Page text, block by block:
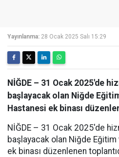
Yayınlanma: 28 Ocak 2025 Salı 15:29
NİĞDE – 31 Ocak 2025'de
başlayacak olan Niğde
Hastanesi ek binası
NİĞDE – 31 Ocak 2025'de
başlayacak olan Niğde
ek binası düzenlenen